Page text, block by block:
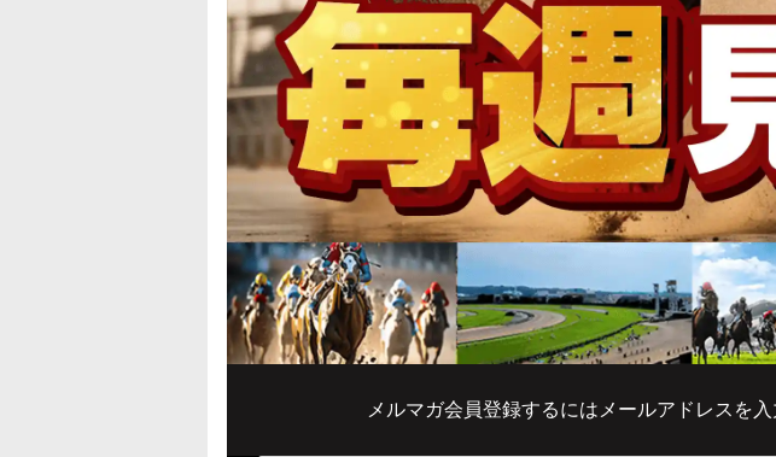
メルマガ会員登録するにはメールアドレスを入